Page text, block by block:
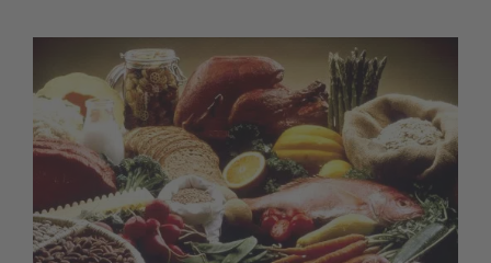
e
ú
d
o